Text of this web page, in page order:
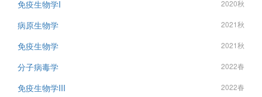
免疫生物学I 2020秋
病原生物学 2021秋
免疫生物学 2021秋
分子病毒学 2022春
免疫生物学III 2022春